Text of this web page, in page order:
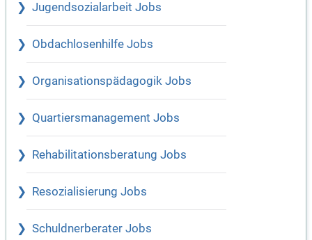
Jugendsozialarbeit Jobs
Obdachlosenhilfe Jobs
Organisationspädagogik Jobs
Quartiersmanagement Jobs
Rehabilitationsberatung Jobs
Resozialisierung Jobs
Schuldnerberater Jobs